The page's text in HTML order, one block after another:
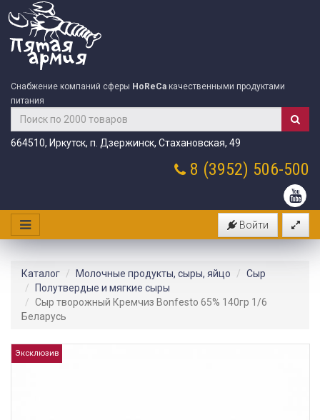
Снабжение компаний сферы HoReCa качественными продуктами
питания
664510, Иркутск, п. Дзержинск, Стахановская, 49
8 (3952) 506-500
Войти
Каталог Молочные продукты, сыры, яйцо
Сыр
Полутвердые и мягкие сыры
Сыр творожный Кремчиз Bonfesto 65% 140гр 1/6
Беларусь
Эксклюзив